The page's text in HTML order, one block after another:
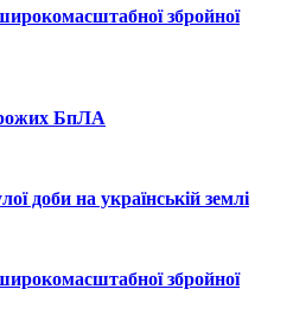
збройної
БпЛА
доби на українській землі
збройної